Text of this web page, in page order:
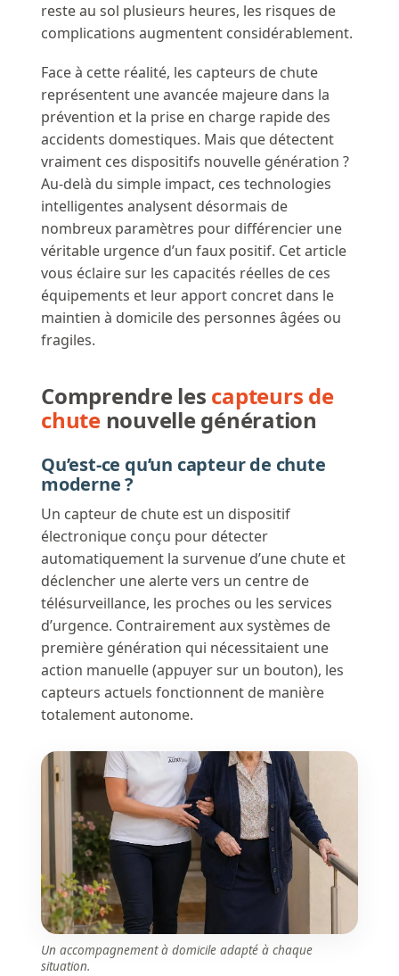
reste au sol plusieurs heures, les risques de
complications augmentent considérablement.
Face à cette réalité, les capteurs de chute
représentent une avancée majeure dans la
prévention et la prise en charge rapide des
accidents domestiques. Mais que détectent
vraiment ces dispositifs nouvelle génération ?
Au-delà du simple impact, ces technologies
intelligentes analysent désormais de
nombreux paramètres pour différencier une
véritable urgence d’un faux positif. Cet article
vous éclaire sur les capacités réelles de ces
équipements et leur apport concret dans le
maintien à domicile des personnes âgées ou
fragiles.
Comprendre les capteurs de
chutenouvelle génération
Qu’est-ce qu’un capteur de chute
moderne ?
Un capteur de chute est un dispositif
électronique conçu pour détecter
automatiquement la survenue d’une chute et
déclencher une alerte vers un centre de
télésurveillance, les proches ou les services
d’urgence. Contrairement aux systèmes de
première génération qui nécessitaient une
action manuelle (appuyer sur un bouton), les
capteurs actuels fonctionnent de manière
totalement autonome.
Un accompagnement à domicile adapté à chaque
situation.